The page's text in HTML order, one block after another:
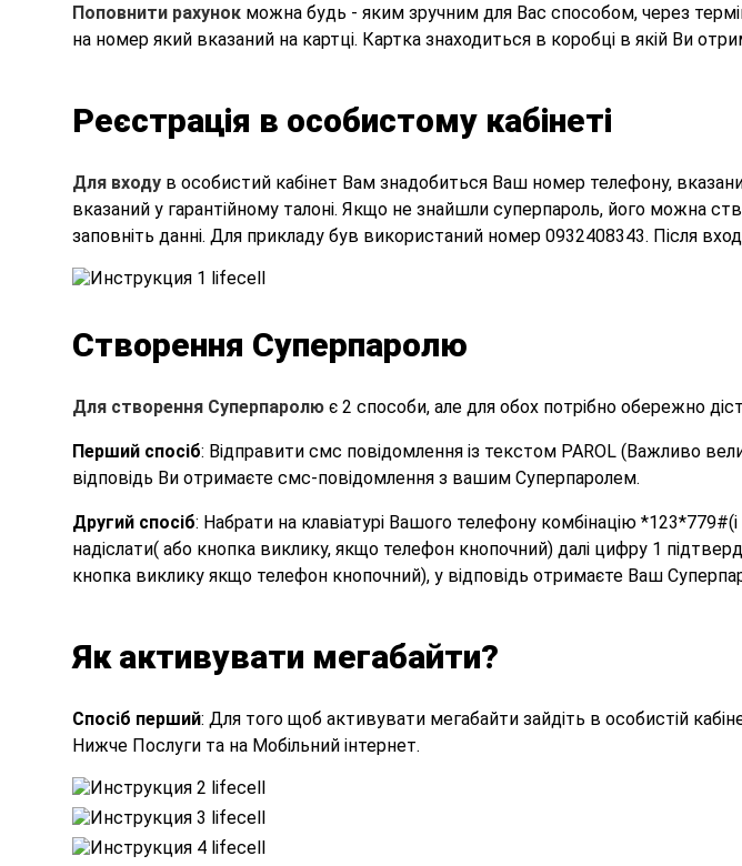
Поповнити рахунокможна будь - яким зручним для Вас способом, через
на номер який вказаний на картці. Картка знаходиться в коробці в якій Ви
Реєстрація в особистому кабінеті
Для входув особистий кабінет Вам знадобиться Ваш номер телефону,
вказаний у гарантійному талоні. Якщо не знайшли суперпароль, його можна
заповніть данні. Для прикладу був використаний номер 0932408343. Після
Створення Суперпаролю
Для створення Суперпаролює 2 способи, але для обох потрібно обережно
Перший спосіб: Відправити смс повідомлення із текстом PAROL (Важливо
відповідь Ви отримаєте смс-повідомлення з вашим Суперпаролем.
Другий спосіб: Набрати на клавіатурі Вашого телефону комбінацію
надіслати( або кнопка виклику, якщо телефон кнопочний) далі цифру 1
кнопка виклику якщо телефон кнопочний), у відповідь отримаєте Ваш
Як активувати мегабайти?
Спосіб перший: Для того щоб активувати мегабайти зайдіть в особистій
Нижче Послуги та на Мобільний інтернет.